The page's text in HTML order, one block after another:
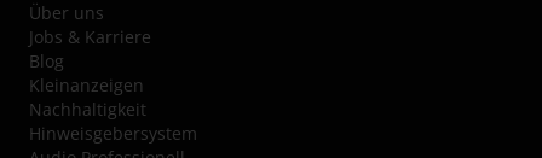
Über uns
Jobs & Karriere
Blog
Kleinanzeigen
Nachhaltigkeit
Hinweisgebersystem